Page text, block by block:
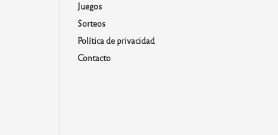
Juegos
Sorteos
Política de privacidad
Contacto